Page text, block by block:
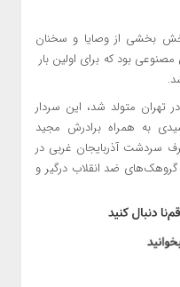
بخشی از وصایا و سخنان
بود که برای اولین بار
سردار مهدی زین‌الدین در اسفند ۱۳۳۸ در تهران متولد شد، این سردار
در ۲۷ آبان ۱۳۶۳ خورشیدی به همراه برادرش مجید
سردشت آذربایجان غربی در
ضد انقلاب درگیر و